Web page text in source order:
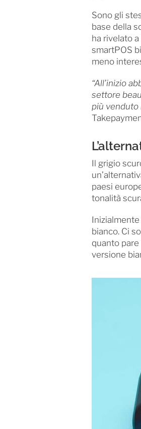
Sono gli
base della
ha rivelato
smartPOS
meno
“All’inizio
settore
più venduto
Il grigio
paesi
tonalità
bianco. Ci
quanto
versione